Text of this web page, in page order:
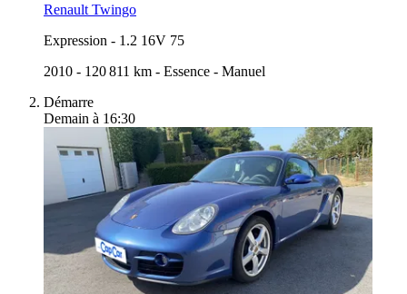
Renault Twingo
Expression - 1.2 16V 75
2010 - 120 811 km - Essence - Manuel
Démarre
Demain à 16:30